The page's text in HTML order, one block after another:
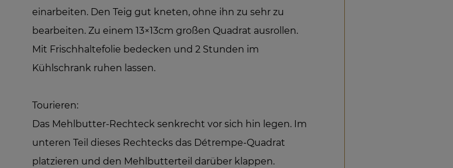
einarbeiten. Den Teig gut kneten, ohne ihn zu sehr zu
bearbeiten. Zu einem 13×13cm großen Quadrat ausrollen.
Mit Frischhaltefolie bedecken und 2 Stunden im
Kühlschrank ruhen lassen.
Tourieren:
Das Mehlbutter-Rechteck senkrecht vor sich hin legen. Im
unteren Teil dieses Rechtecks das Détrempe-Quadrat
platzieren und den Mehlbutterteil darüber klappen.